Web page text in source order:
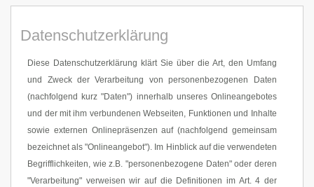
Datenschutzerklärung
Diese Datenschutzerklärung klärt Sie über die Art, den Umfang
und Zweck der Verarbeitung von personenbezogenen Daten
(nachfolgend kurz "Daten") innerhalb unseres Onlineangebotes
und der mit ihm verbundenen Webseiten, Funktionen und Inhalte
sowie externen Onlinepräsenzen auf (nachfolgend gemeinsam
bezeichnet als "Onlineangebot"). Im Hinblick auf die verwendeten
Begrifflichkeiten, wie z.B. "personenbezogene Daten" oder deren
"Verarbeitung" verweisen wir auf die Definitionen im Art. 4 der